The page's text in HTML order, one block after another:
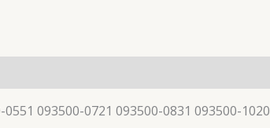
093500-0721 093500-0831 093500-1020